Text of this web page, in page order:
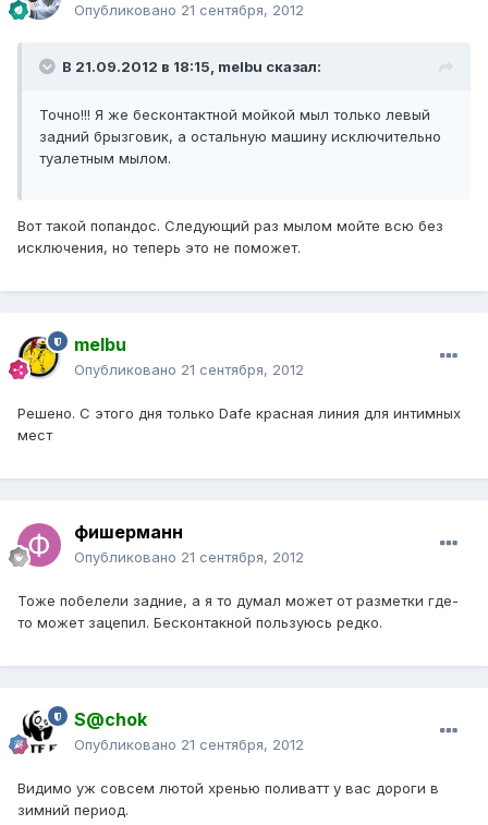
Опубликовано 21 сентября, 2012
В 21.09.2012 в 18:15, melbu сказал:
Точно!!! Я же бесконтактной мойкой мыл только левый
задний брызговик, а остальную машину исключительно
туалетным мылом.
Вот такой попандос. Следующий раз мылом мойте всю без
исключения, но теперь это не поможет.
melbu
Опубликовано 21 сентября, 2012
Решено. С этого дня только Dafe красная линия для интимных
мест
фишерманн
Опубликовано 21 сентября, 2012
Тоже побелели задние, а я то думал может от разметки где-
то может зацепил. Бесконтакной пользуюсь редко.
S@chok
Опубликовано 21 сентября, 2012
Видимо уж совсем лютой хренью поливатт у вас дороги в
зимний период.